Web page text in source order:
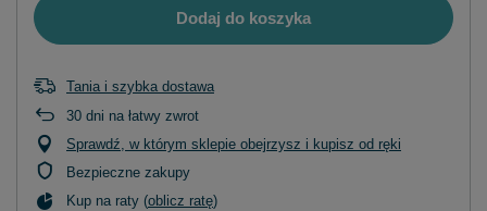
Dodaj do koszyka
Tania i szybka dostawa
30 dni na łatwy zwrot
Sprawdź, w którym sklepie obejrzysz i kupisz od ręki
Bezpieczne zakupy
Kup na raty (oblicz ratę)